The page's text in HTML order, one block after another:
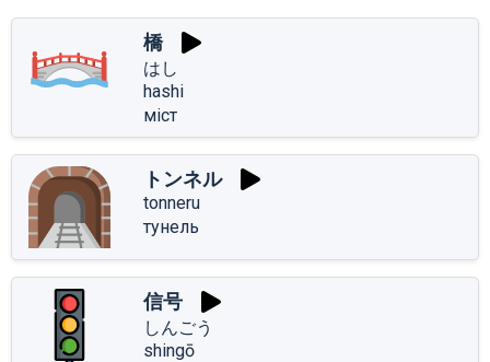
橋
はし
hashi
міст
トンネル
tonneru
тунель
信号
しんごう
shingō